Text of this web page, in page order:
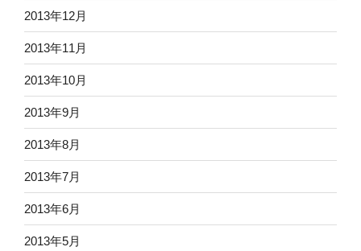
2013年12月
2013年11月
2013年10月
2013年9月
2013年8月
2013年7月
2013年6月
2013年5月